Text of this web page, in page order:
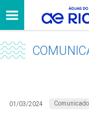
01/03/2024